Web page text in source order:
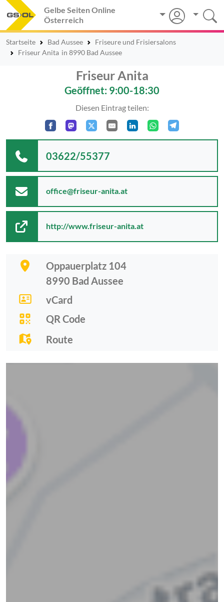
Gelbe Seiten Online
Österreich
Startseite Bad Aussee
Friseure und Frisiersalons
Friseur Anita in 8990 Bad Aussee
Friseur Anita
Geöffnet: 9:00-18:30
Diesen Eintrag teilen:
Oppauerplatz 104
8990 Bad Aussee
vCard
QR Code
Route
03622/55377
office@friseur-anita.at
http://www.friseur-anita.at